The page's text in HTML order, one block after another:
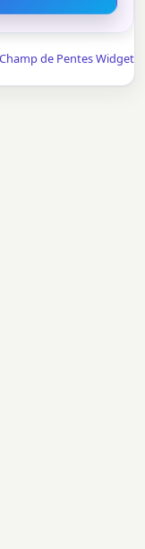
de Pentes Widget